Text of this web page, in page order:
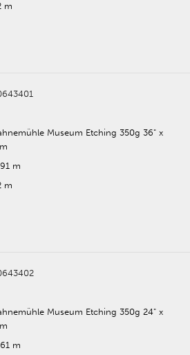
m
Museum Etching 350g 36" x
m
m
Museum Etching 350g 24" x
m